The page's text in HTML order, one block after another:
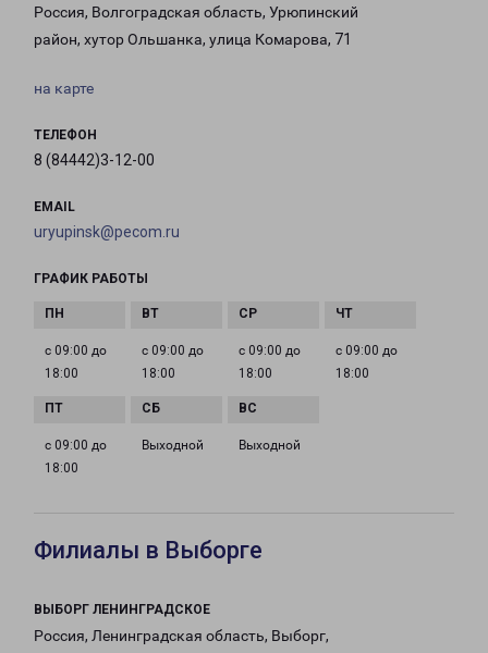
Россия, Волгоградская область, Урюпинский
район, хутор Ольшанка, улица Комарова, 71
на карте
ТЕЛЕФОН
8 (84442)3-12-00
EMAIL
uryupinsk@pecom.ru
ГРАФИК РАБОТЫ
с 09:00 до
18:00
с 09:00 до
18:00
с 09:00 до
18:00
с 09:00 до
18:00
с 09:00 до
18:00
Выходной Выходной
Филиалы в Выборге
ВЫБОРГ ЛЕНИНГРАДСКОЕ
Россия, Ленинградская область, Выборг,